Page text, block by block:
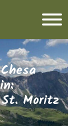
Moritz